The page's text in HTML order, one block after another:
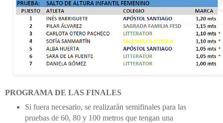
PROGRAMA DE LAS FINALES
Si fuera necesario, se realizarán semifinales para las
pruebas de 60, 80 y 100 metros que tengan una